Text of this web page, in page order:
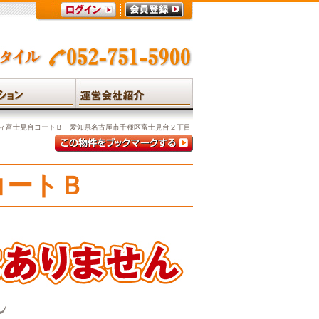
富士見台コートＢ 愛知県名古屋市千種区富士見台２丁目
トＢ